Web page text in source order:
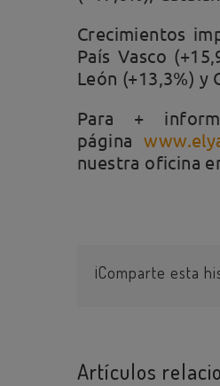
Crecimientos
País Vasco
León (+13,3%) y
Para +
página
nuestra oficina
¡Comparte esta
Artículos